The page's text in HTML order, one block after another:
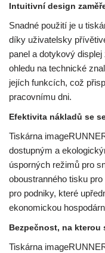
Intuitivní design
Snadné použití je u
díky uživatelsky
panel a dotykový
ohledu na technické
jejích funkcích, což
pracovnímu dni.
Efektivita nákladů se
Tiskárna
dostupným a
úsporných režimů pro
oboustranného tisku
pro podniky, které
ekonomickou
Bezpečnost, na kterou
Tiskárna